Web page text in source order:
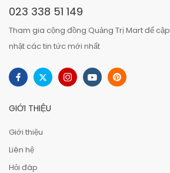
023 338 51 149
Tham gia cộng đồng Quảng Trị Mart để cập
nhật các tin tức mới nhất
GIỚI THIỆU
Giới thiệu
Liên hệ
Hỏi đáp